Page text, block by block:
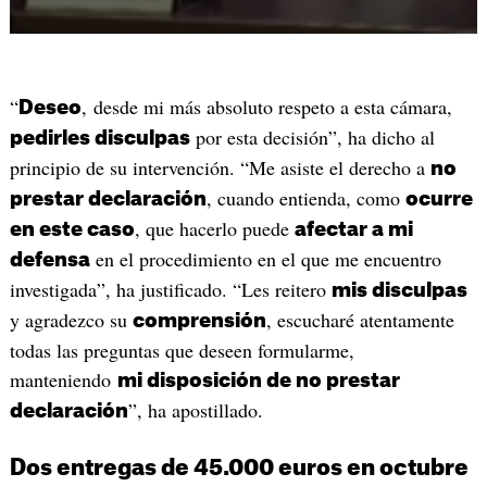
“Deseo, desde mi más absoluto respeto a esta cámara,
pedirles disculpaspor esta decisión”, ha dicho al
principio de su intervención. “Me asiste el derecho a no
prestar declaración, cuando entienda, como ocurre
en este caso, que hacerlo puede afectar a mi
defensaen el procedimiento en el que me encuentro
investigada”, ha justificado. “Les reitero mis disculpas
y agradezco su comprensión, escucharé atentamente
todas las preguntas que deseen formularme,
manteniendo mi disposición de no prestar
declaración”, ha apostillado.
Dos entregas de 45.000 euros en octubre